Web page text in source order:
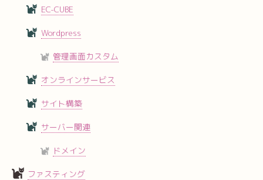
EC-CUBE
Wordpress
管理画面カスタム
オンラインサービス
サイト構築
サーバー関連
ドメイン
ファスティング